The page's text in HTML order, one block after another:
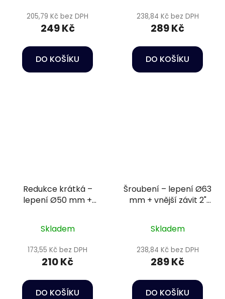
205,79 Kč bez DPH
249 Kč
DO KOŠÍKU
238,84 Kč bez DPH
289 Kč
DO KOŠÍKU
Redukce krátká –
lepení Ø50 mm +
Skladem
173,55 Kč bez DPH
210 Kč
DO KOŠÍKU
Šroubení – lepení Ø63
mm + vnější závit 2"
Skladem
238,84 Kč bez DPH
289 Kč
DO KOŠÍKU